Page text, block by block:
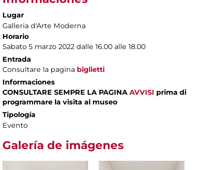
Lugar
Galleria d'Arte Moderna
Horario
Sabato 5 marzo 2022 dalle 16.00 alle 18.00
Entrada
Consultare la pagina biglietti
Informaciones
CONSULTARE SEMPRE LA PAGINA AVVISI prima di
programmare la visita al museo
Tipología
Evento
Galería de imágenes